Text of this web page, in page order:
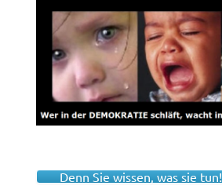
Denn Sie wissen, was sie tun!